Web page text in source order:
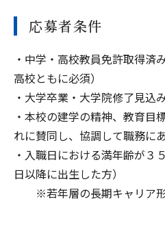
応募者条件
・中学・高校教員免許取得済
高校ともに必須）
・大学卒業・大学院修了見込
・本校の建学の精神、教育目
れに賛同し、協調して職務に
・入職日における満年齢が３
日以降に出生した方）
※若年層の長期キャリア形